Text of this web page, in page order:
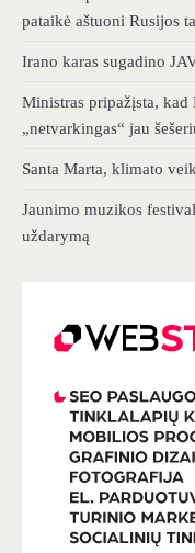
pataikė aštuoni Rusijos
Irano karas sugadino
Ministras pripažįsta,
„netvarkingas“ jau
Santa Marta, klimato
Jaunimo muzikos
uždarymą